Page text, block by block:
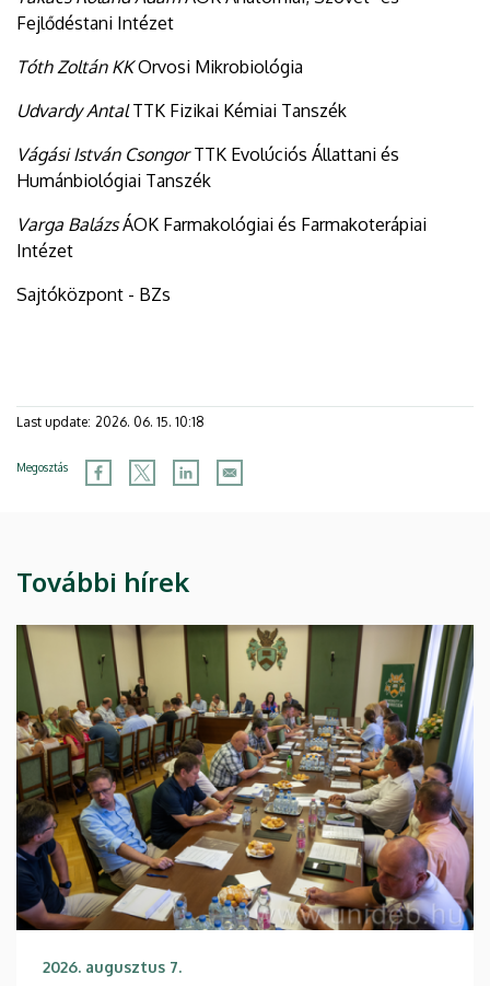
Fejlődéstani Intézet
Tóth Zoltán KKOrvosi Mikrobiológia
Udvardy AntalTTK Fizikai Kémiai Tanszék
Vágási István CsongorTTK Evolúciós Állattani és
Humánbiológiai Tanszék
Varga BalázsÁOK Farmakológiai és Farmakoterápiai
Intézet
Sajtóközpont - BZs
Last update: 2026. 06. 15. 10:18
Megosztás
További hírek
2026. augusztus 7.